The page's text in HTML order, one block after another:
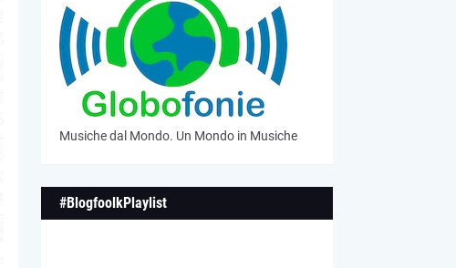
Musiche dal Mondo. Un Mondo in Musiche
#BlogfoolkPlaylist